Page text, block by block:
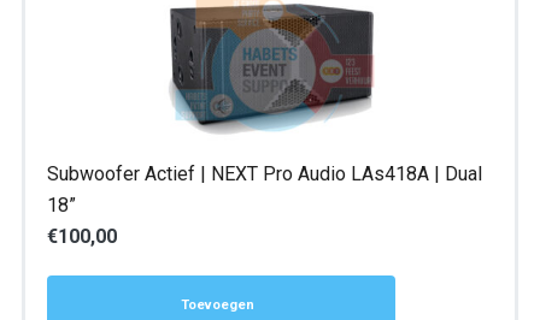
Subwoofer Actief | NEXT Pro Audio LAs418A | Dual
18”
€100,00
Toevoegen